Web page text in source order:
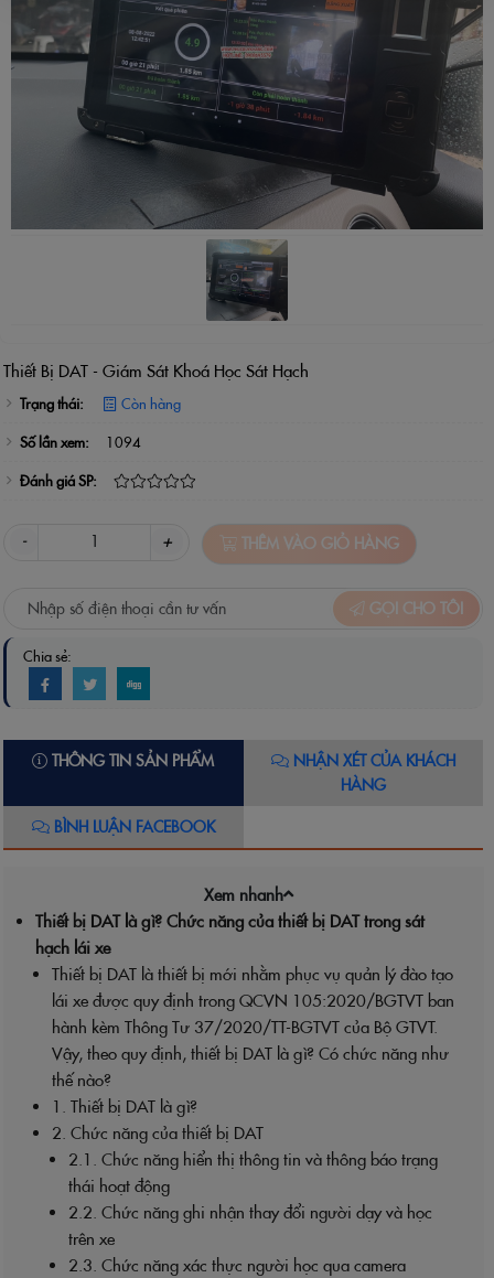
Thiết Bị DAT - Giám Sát Khoá Học Sát Hạch
Trạng thái: Còn hàng
Số lần xem: 1094
Đánh giá SP:
- + THÊM VÀO GIỎ HÀNG
GỌI CHO TÔI
Chia sẻ:
THÔNG TIN SẢN PHẨM
NHẬN XÉT CỦA KHÁCH
HÀNG
BÌNH LUẬN FACEBOOK
Xem nhanh
Thiết bị DAT là gì? Chức năng của thiết bị DAT trong sát
hạch lái xe
Thiết bị DAT là thiết bị mới nhằm phục vụ quản lý đào tạo
lái xe được quy định trong QCVN 105:2020/BGTVT ban
hành kèm Thông Tư 37/2020/TT-BGTVT của Bộ GTVT.
Vậy, theo quy định, thiết bị DAT là gì? Có chức năng như
thế nào?
1. Thiết bị DAT là gì?
2. Chức năng của thiết bị DAT
2.1. Chức năng hiển thị thông tin và thông báo trạng
thái hoạt động
2.2. Chức năng ghi nhận thay đổi người dạy và học
trên xe
2.3. Chức năng xác thực người học qua camera